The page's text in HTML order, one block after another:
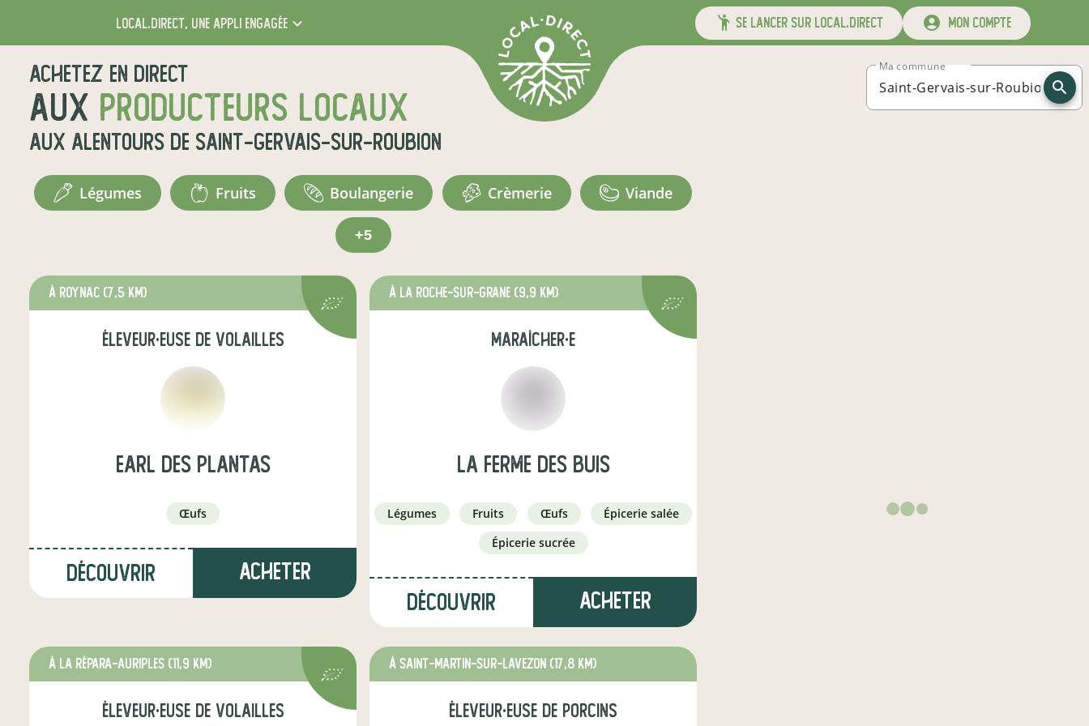
local.direct, une appli engagée se lancer sur local.direct mon compte
Achetez en direct
aux producteurs locaux
aux alentours de Saint-Gervais-sur-Roubion
légumes fruits boulangerie crèmerie viande
+5
Ma commune
à Roynac (7,5 km)
éleveur·euse de volailles
EARL DES PLANTAS
œufs
Découvrir Acheter
à La Roche-sur-Grane (9,9 km)
maraîcher·e
La Ferme des Buis
légumes fruits œufs
épicerie salée
épicerie sucrée
Découvrir Acheter
à La Répara-Auriples (11,9 km)
éleveur·euse de volailles
à Saint-Martin-sur-Lavezon (17,8 km)
éleveur·euse de porcins